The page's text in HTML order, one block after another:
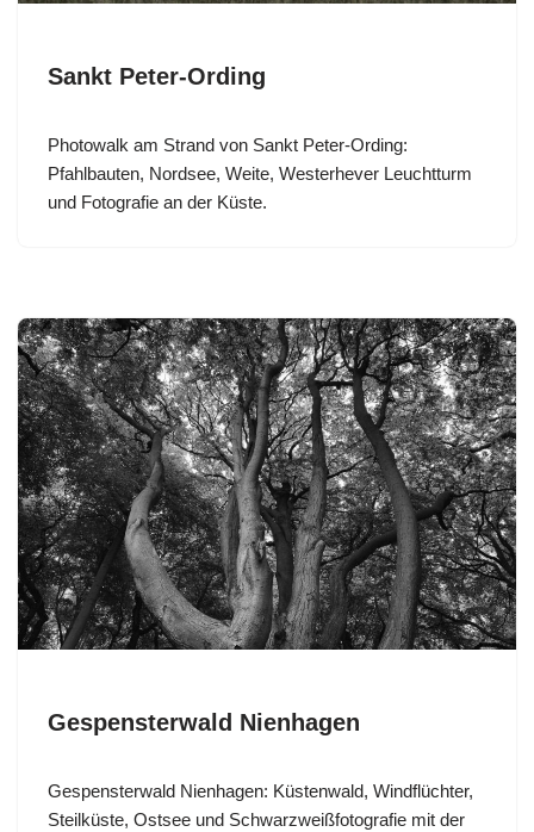
Sankt Peter-Ording
Photowalk am Strand von Sankt Peter-Ording:
Pfahlbauten, Nordsee, Weite, Westerhever Leuchtturm
und Fotografie an der Küste.
Gespensterwald Nienhagen
Gespensterwald Nienhagen: Küstenwald, Windflüchter,
Steilküste, Ostsee und Schwarzweißfotografie mit der